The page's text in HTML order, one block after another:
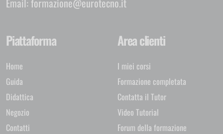
Email: formazione@eurotecno.it
Piattaforma
Home
Guida
Didattica
Negozio
Contatti
Area clienti
I miei corsi
Formazione completata
Contatta il Tutor
Video Tutorial
Forum della formazione